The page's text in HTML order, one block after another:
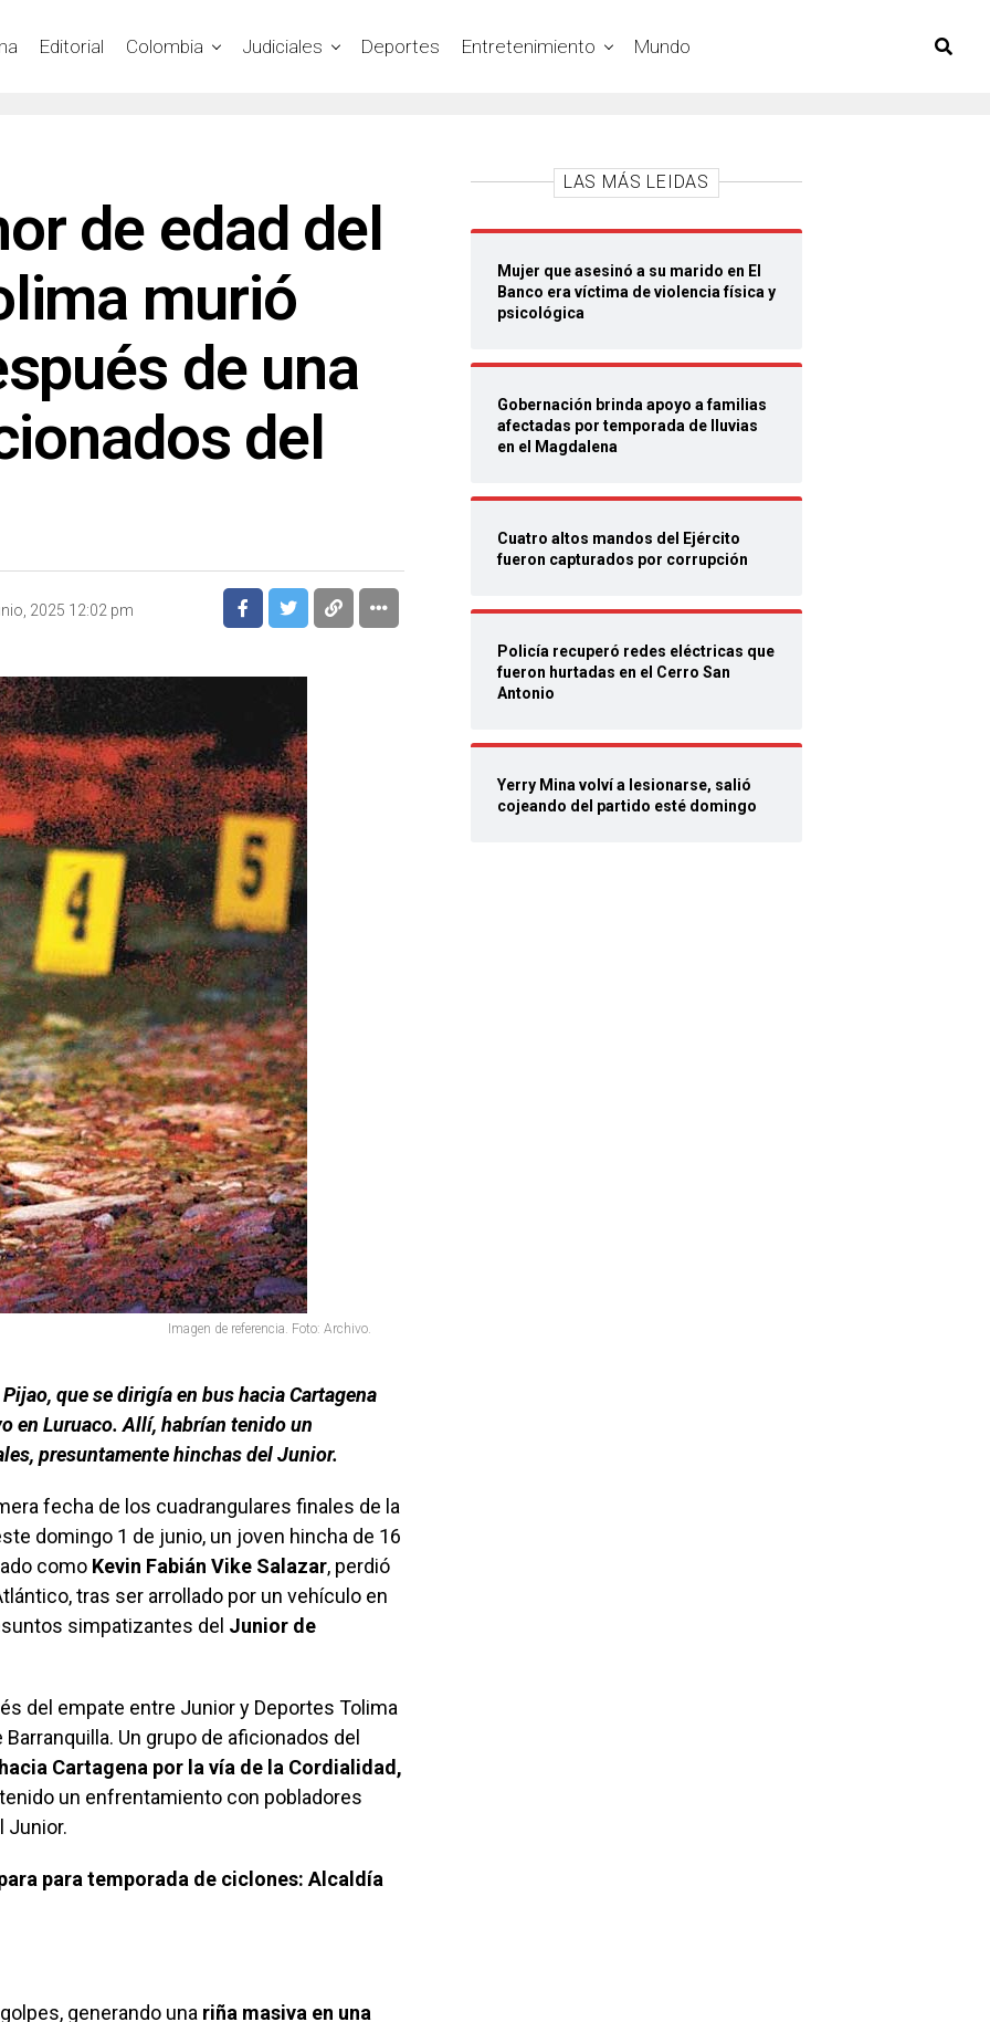
Editorial Colombia Judiciales Deportes Entretenimiento Mundo
de edad del
murió
de una
del
2025 12:02 pm
Imagen de referencia. Foto: Archivo.
que se dirigía en bus hacia Cartagena
en Luruaco. Allí, habrían tenido un
presuntamente hinchas del Junior.
fecha de los cuadrangulares finales de la
domingo 1 de junio, un joven hincha de 16
como Kevin Fabián Vike Salazar, perdió
tras ser arrollado por un vehículo en
simpatizantes del Junior de
del empate entre Junior y Deportes Tolima
Un grupo de aficionados del
Cartagena por la vía de la Cordialidad,
tenido un enfrentamiento con pobladores
Junior.
para temporada de ciclones: Alcaldía
generando una riña masiva en una
LAS MÁS LEIDAS
Mujer que asesinó a su marido en El
Banco era víctima de violencia física y
psicológica
Gobernación brinda apoyo a familias
afectadas por temporada de lluvias
en el Magdalena
Cuatro altos mandos del Ejército
fueron capturados por corrupción
Policía recuperó redes eléctricas que
fueron hurtadas en el Cerro San
Antonio
Yerry Mina volví a lesionarse, salió
cojeando del partido esté domingo